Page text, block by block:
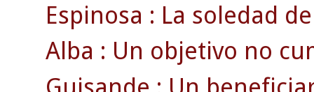
Espinosa : La soledad
Alba : Un objetivo no